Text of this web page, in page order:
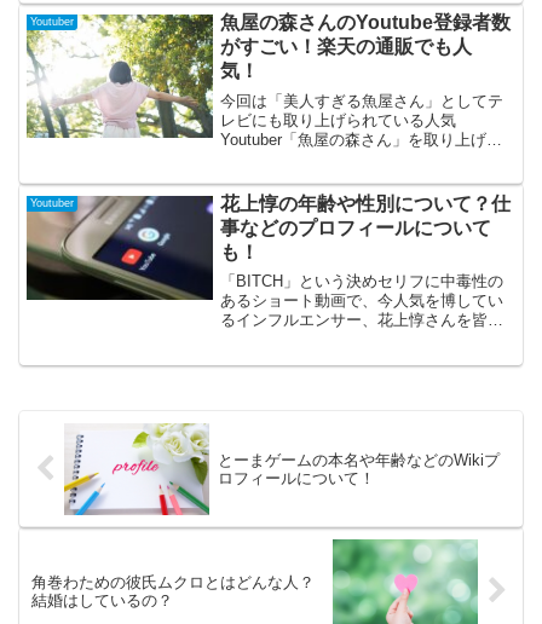
そのてりやきおねえさんとはどのような
人物なのでしょうか？詳細をまとめてい
きます。
Youtuber
魚屋の森さんのYoutube登録者数
がすごい！楽天の通販でも人
気！
今回は「美人すぎる魚屋さん」としてテ
レビにも取り上げられている人気
Youtuber「魚屋の森さん」を取り上げて
者数をほこり、クリエイターを多く扱う
Kiiiか...
Youtuber
花上惇の年齢や性別について？仕
事などのプロフィールについて
も！
「BITCH」という決めセリフに中毒性の
あるショート動画で、今人気を博してい
るインフルエンサー、花上惇さんを皆さ
でご覧ください！
とーまゲームの本名や年齢などのWikiプ
ロフィールについて！
角巻わための彼氏ムクロとはどんな人？
結婚はしているの？